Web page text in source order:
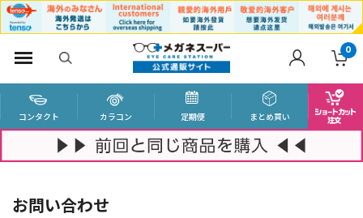
0
コンタクト カラコン 定期便 まとめ買い
お問い合わせ